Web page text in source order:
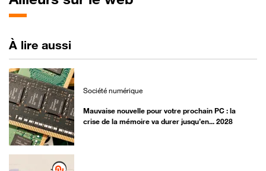
À lire aussi
Société numérique
Mauvaise nouvelle pour votre prochain PC : la
crise de la mémoire va durer jusqu’en... 2028